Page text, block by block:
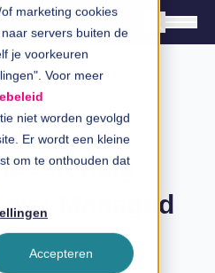
marketing cookies
servers buiten de
je voorkeuren
Voor meer
niet worden gevolgd
Er wordt een kleine
om te onthouden dat
Accepteren
Managed